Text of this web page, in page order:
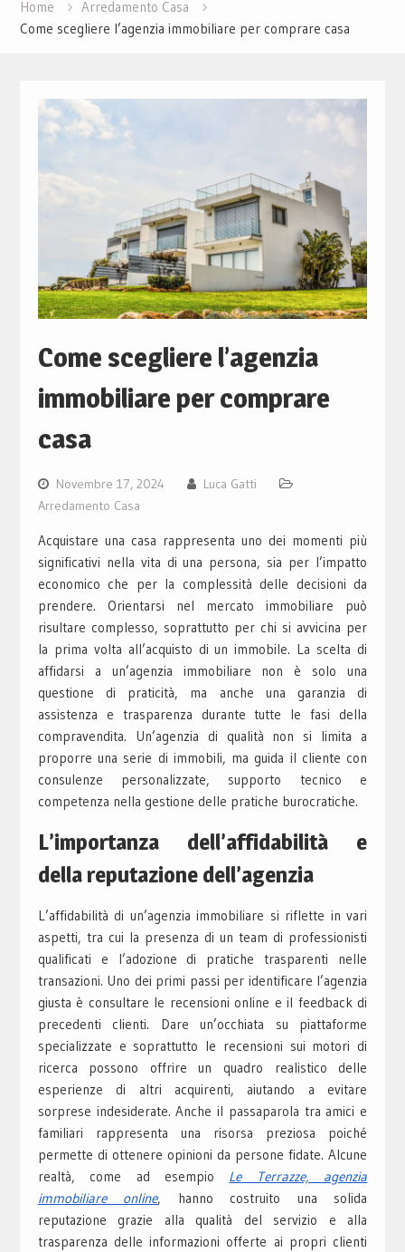
Home
Arredamento Casa
Come scegliere l’agenzia immobiliare per comprare casa
Come scegliere l’agenzia
immobiliare per comprare
casa
Novembre 17, 2024
Luca Gatti
Arredamento Casa
Acquistare una casa rappresenta uno dei momenti più
significativi nella vita di una persona, sia per l’impatto
economico che per la complessità delle decisioni da
prendere. Orientarsi nel mercato immobiliare può
risultare complesso, soprattutto per chi si avvicina per
la prima volta all’acquisto di un immobile. La scelta di
affidarsi a un’agenzia immobiliare non è solo una
questione di praticità, ma anche una garanzia di
assistenza e trasparenza durante tutte le fasi della
compravendita. Un’agenzia di qualità non si limita a
proporre una serie di immobili, ma guida il cliente con
consulenze personalizzate, supporto tecnico e
competenza nella gestione delle pratiche burocratiche.
L’importanza dell’affidabilità e
della reputazione dell’agenzia
L’affidabilità di un’agenzia immobiliare si riflette in vari
aspetti, tra cui la presenza di un team di professionisti
qualificati e l’adozione di pratiche trasparenti nelle
transazioni. Uno dei primi passi per identificare l’agenzia
giusta è consultare le recensioni online e il feedback di
precedenti clienti. Dare un’occhiata su piattaforme
specializzate e soprattutto le recensioni sui motori di
ricerca possono offrire un quadro realistico delle
esperienze di altri acquirenti, aiutando a evitare
sorprese indesiderate. Anche il passaparola tra amici e
familiari rappresenta una risorsa preziosa poiché
permette di ottenere opinioni da persone fidate. Alcune
realtà, come ad esempio Le Terrazze, agenzia
immobiliare online, hanno costruito una solida
reputazione grazie alla qualità del servizio e alla
trasparenza delle informazioni offerte ai propri clienti